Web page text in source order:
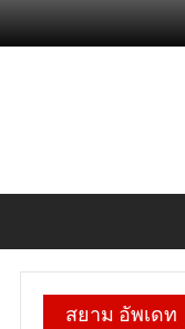
สยาม อัพเดท